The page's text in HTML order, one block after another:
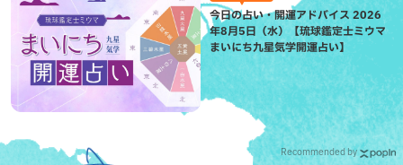
今日の占い・開運アドバイス 2026
年8月5日（水）【琉球鑑定士ミウマ
まいにち九星気学開運占い】
Recommended by